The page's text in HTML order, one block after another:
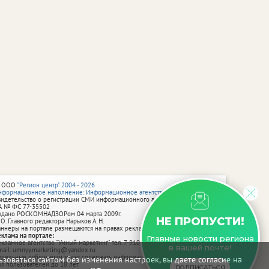
сайтом без изменения настроек, вы даете согласие на
НЕ ПРОПУСТИ!
Главные новости региона
в вашей почте!
"Регион центр" 2004 - 2026
наполнение: Информационное агентство vRossii.ru
о регистрации СМИ информационного агентства vRossii.ru
№ ФС 77‑35502
РОСКОМНАДЗОРом 04 марта 2009г.
Главного редактора Нарыков А. Н.
на портале размещаются на правах рекламы.
на портале:
агентство "Умный маркетинг" тел. 7-910-267-70-40,
umnyy.marketing@yandex.ru
публикации могут содержать информацию, не предназначенную
пользователей до 18 лет.